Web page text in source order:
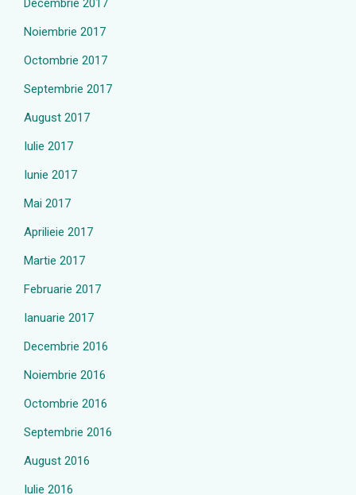
Decembrie 2017
Noiembrie 2017
Octombrie 2017
Septembrie 2017
August 2017
Iulie 2017
Iunie 2017
Mai 2017
Aprilieie 2017
Martie 2017
Februarie 2017
Ianuarie 2017
Decembrie 2016
Noiembrie 2016
Octombrie 2016
Septembrie 2016
August 2016
Iulie 2016